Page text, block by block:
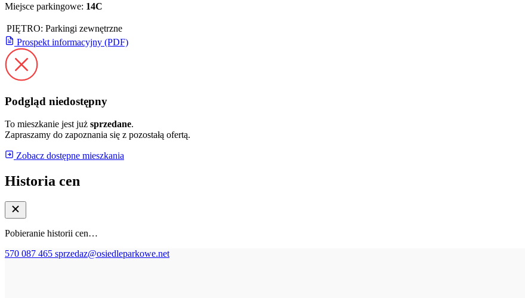
Miejsce parkingowe: 14C
PIĘTRO: Parkingi zewnętrzne
Prospekt informacyjny (PDF)
Podgląd niedostępny
To mieszkanie jest już sprzedane.
Zapraszamy do zapoznania się z pozostałą ofertą.
Zobacz dostępne mieszkania
Historia cen
Pobieranie historii cen…
570 087 465 sprzedaz@osiedleparkowe.net